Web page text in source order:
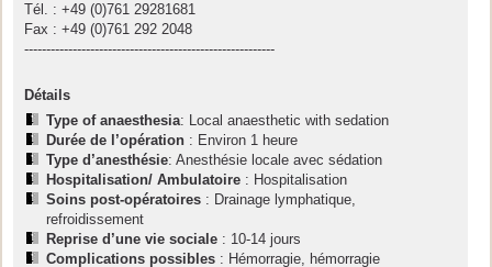
Tél. : +49 (0)761 29281681
Fax : +49 (0)761 292 2048
---------------------------------------------------------
Détails
Type of anaesthesia: Local anaesthetic with sedation
Durée de l’opération : Environ 1 heure
Type d’anesthésie: Anesthésie locale avec sédation
Hospitalisation/ Ambulatoire : Hospitalisation
Soins post-opératoires : Drainage lymphatique,
refroidissement
Reprise d’une vie sociale : 10-14 jours
Complications possibles : Hémorragie, hémorragie